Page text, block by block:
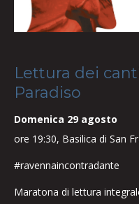
Lettura dei
Paradiso
Domenica 29 agosto
ore 19:30, Basilica di San
#ravennaincontradante
Maratona di lettura